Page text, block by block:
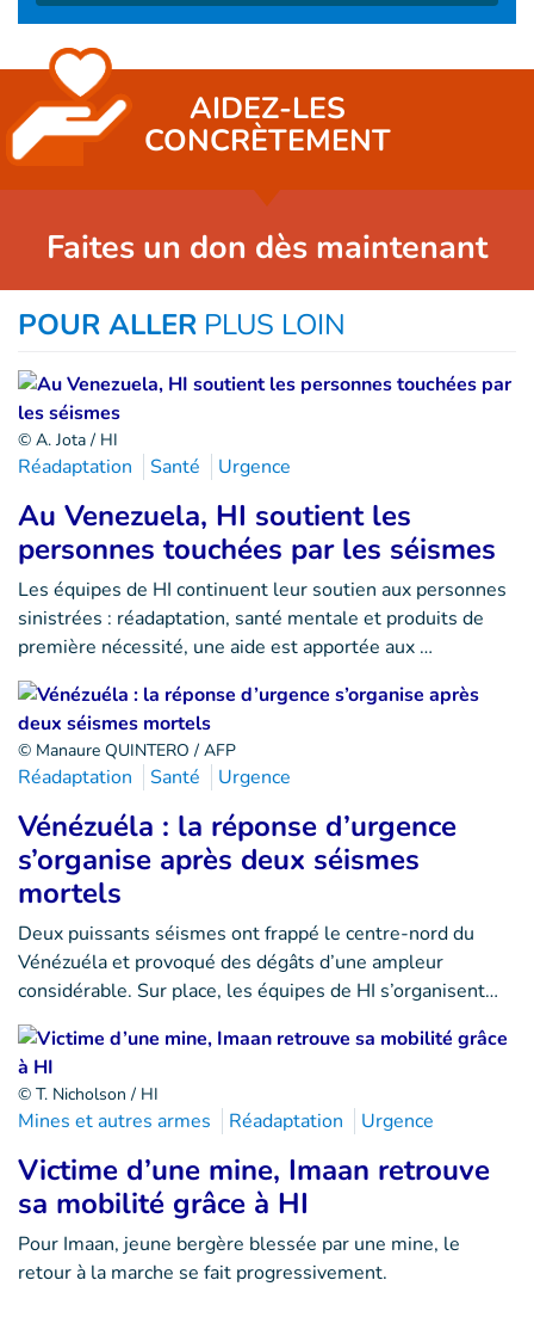
AIDEZ-LES
CONCRÈTEMENT
Faites un don dès maintenant
POUR ALLER PLUS LOIN
© A. Jota / HI
Réadaptation Santé Urgence
Au Venezuela, HI soutient les
personnes touchées par les séismes
Les équipes de HI continuent leur soutien aux personnes
sinistrées : réadaptation, santé mentale et produits de
première nécessité, une aide est apportée aux …
© Manaure QUINTERO / AFP
Réadaptation Santé Urgence
Vénézuéla : la réponse d’urgence
s’organise après deux séismes
mortels
Deux puissants séismes ont frappé le centre-nord du
Vénézuéla et provoqué des dégâts d’une ampleur
considérable. Sur place, les équipes de HI s’organisent…
© T. Nicholson / HI
Mines et autres armes Réadaptation Urgence
Victime d’une mine, Imaan retrouve
sa mobilité grâce à HI
Pour Imaan, jeune bergère blessée par une mine, le
retour à la marche se fait progressivement.